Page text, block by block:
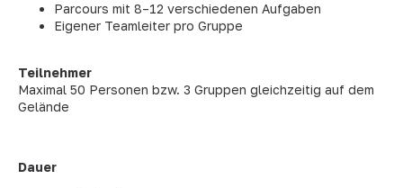
Parcours mit 8–12 verschiedenen Aufgaben
Eigener Teamleiter pro Gruppe
Teilnehmer
Maximal 50 Personen bzw. 3 Gruppen gleichzeitig auf dem
Gelände
Dauer